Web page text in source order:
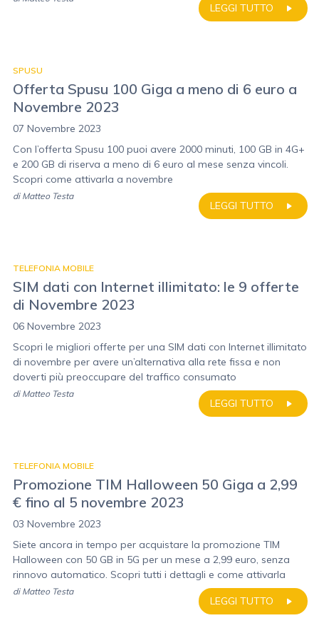
LEGGI TUTTO
SPUSU
Offerta Spusu 100 Giga a meno di 6 euro a
Novembre 2023
07 Novembre 2023
Con l’offerta Spusu 100 puoi avere 2000 minuti, 100 GB in 4G+
e 200 GB di riserva a meno di 6 euro al mese senza vincoli.
Scopri come attivarla a novembre
LEGGI TUTTO
di Matteo Testa
TELEFONIA MOBILE
SIM dati con Internet illimitato: le 9 offerte
di Novembre 2023
06 Novembre 2023
Scopri le migliori offerte per una SIM dati con Internet illimitato
di novembre per avere un’alternativa alla rete fissa e non
doverti più preoccupare del traffico consumato
LEGGI TUTTO
di Matteo Testa
TELEFONIA MOBILE
Promozione TIM Halloween 50 Giga a 2,99
€ fino al 5 novembre 2023
03 Novembre 2023
Siete ancora in tempo per acquistare la promozione TIM
Halloween con 50 GB in 5G per un mese a 2,99 euro, senza
rinnovo automatico. Scopri tutti i dettagli e come attivarla
LEGGI TUTTO
di Matteo Testa